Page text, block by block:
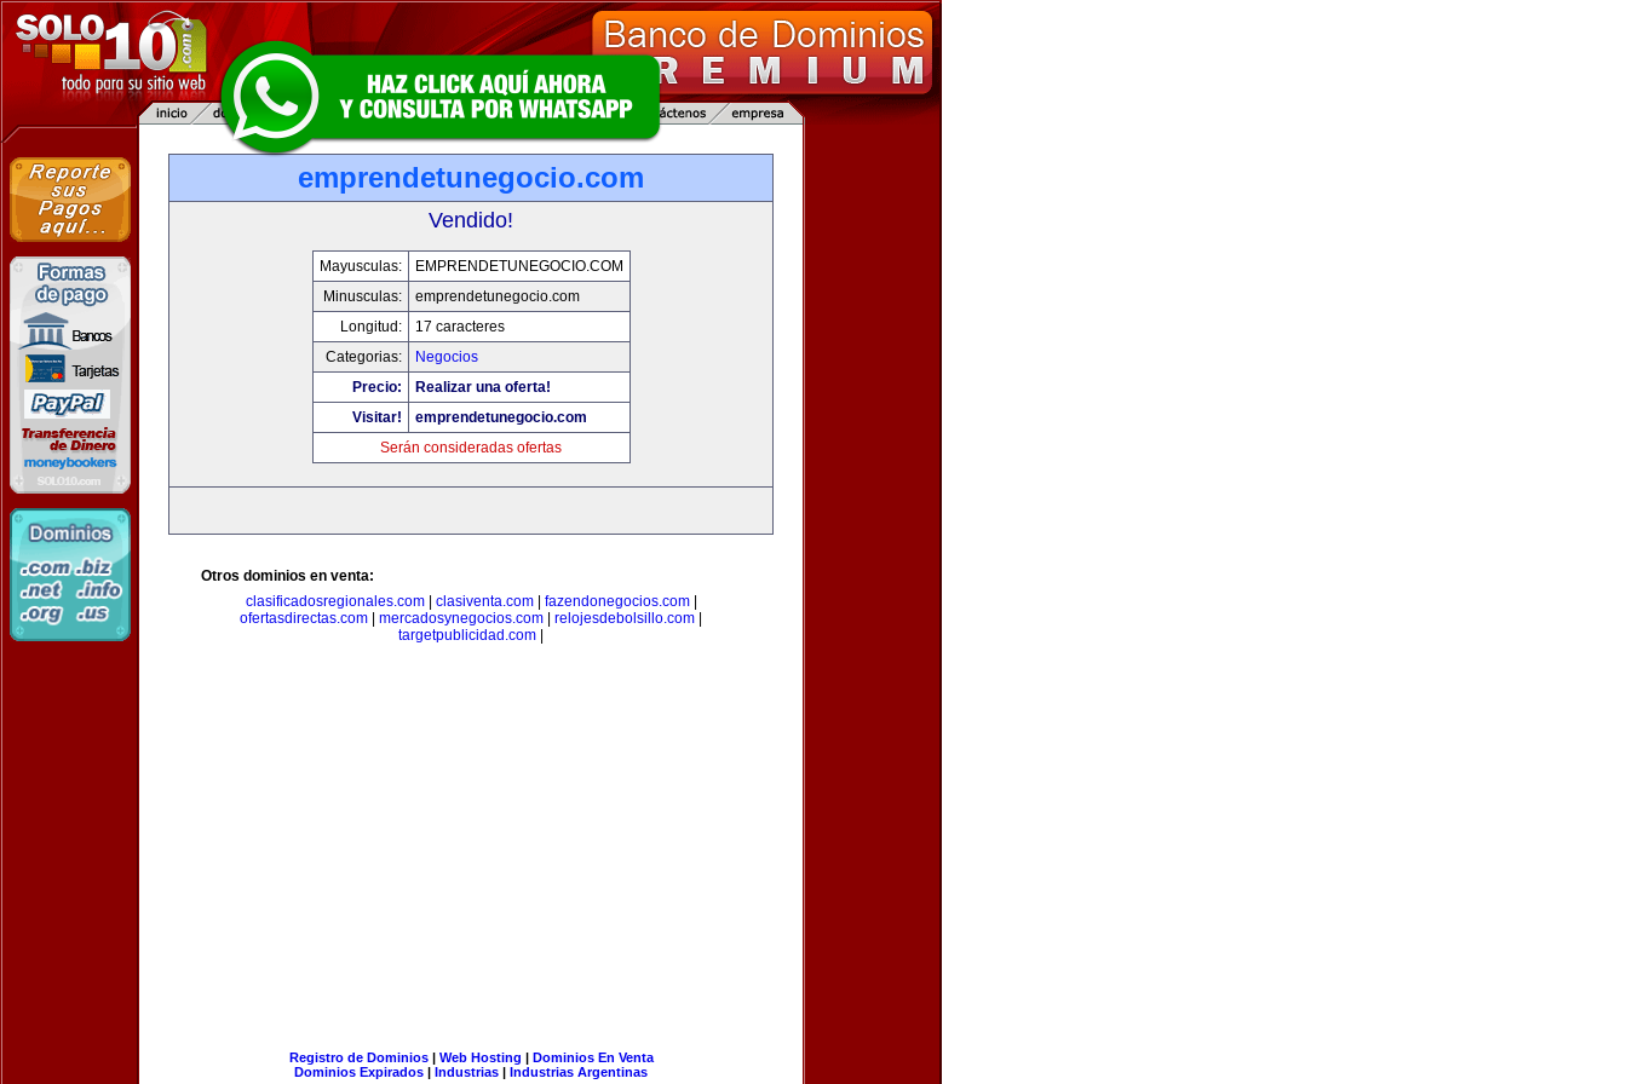
emprendetunegocio.com
Vendido!
Mayusculas:
EMPRENDETUNEGOCIO.COM
Minusculas:
emprendetunegocio.com
Longitud:
17 caracteres
Categorias:
Negocios
Precio:
Realizar una oferta!
Visitar!
emprendetunegocio.com
Serán consideradas ofertas
Otros dominios en venta:
clasificadosregionales.com| clasiventa.com| fazendonegocios.com|
ofertasdirectas.com
mercadosynegocios.com relojesdebolsillo.com
targetpublicidad.com
Registro de Dominios| Web Hosting | Dominios En Venta
Dominios Expirados | Industrias | Industrias Argentinas